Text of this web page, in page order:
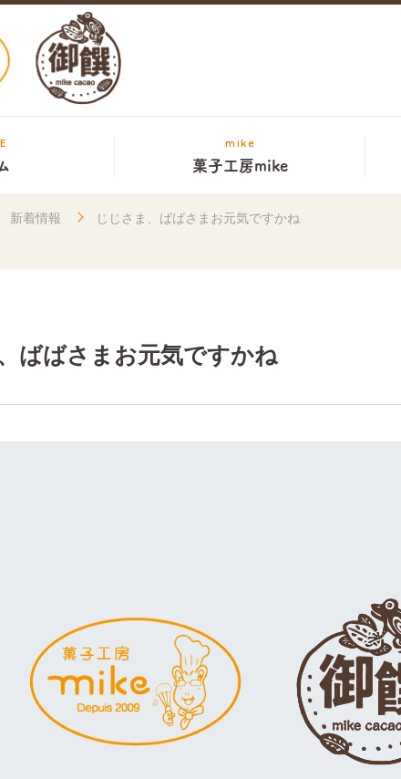
mike
菓子工房mike
新着情報 じじさま、ばばさまお元気ですかね
ばばさまお元気ですかね